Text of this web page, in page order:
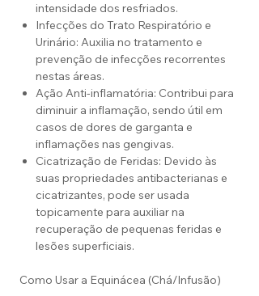
intensidade dos resfriados.
Infecções do Trato Respiratório e
Urinário: Auxilia no tratamento e
prevenção de infecções recorrentes
nestas áreas.
Ação Anti-inflamatória: Contribui para
diminuir a inflamação, sendo útil em
casos de dores de garganta e
inflamações nas gengivas.
Cicatrização de Feridas: Devido às
suas propriedades antibacterianas e
cicatrizantes, pode ser usada
topicamente para auxiliar na
recuperação de pequenas feridas e
lesões superficiais.
Como Usar a Equinácea (Chá/Infusão)